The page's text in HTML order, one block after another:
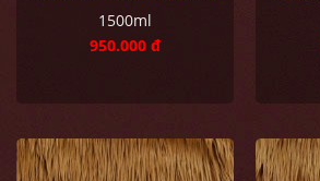
1500ml
950.000 đ